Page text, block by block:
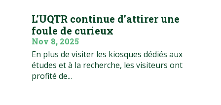
L’UQTR continue d’attirer une
foule de curieux
Nov 8, 2025
En plus de visiter les kiosques dédiés aux
études et à la recherche, les visiteurs ont
profité de...